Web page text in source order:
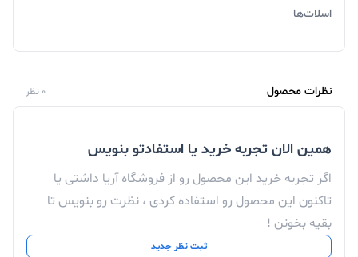
اسلات‌ها
نظرات محصول 0 نظر
همین الان تجربه خرید یا استفادتو بنویس
اگر تجربه خرید این محصول رو از فروشگاه آریا داشتی یا
تاکنون این محصول رو استفاده کردی ، نظرت رو بنویس تا
بقیه بخونن !
ثبت نظر جدید